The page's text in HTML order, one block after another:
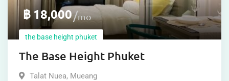
฿18,000 mo
the base height phuket
The Base Height Phuket
Talat Nuea, Mueang